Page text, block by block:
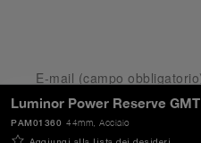
Luminor Power Reserve GMT
44mm , Acciaio
PAM01360
Italy(EUR €)- IT